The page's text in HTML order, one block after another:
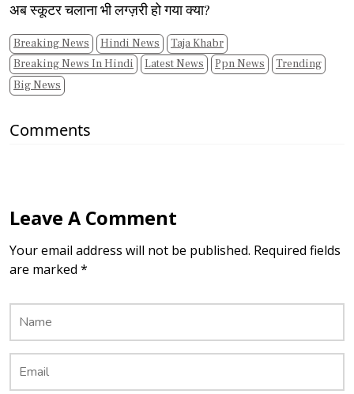
अब स्कूटर चलाना भी लग्ज़री हो गया क्या?
Breaking News Hindi News
Taja Khabr
Breaking News In Hindi
Latest News Ppn News
Trending
Big News
Comments
Leave A Comment
Your email address will not be published. Required fields
are marked *